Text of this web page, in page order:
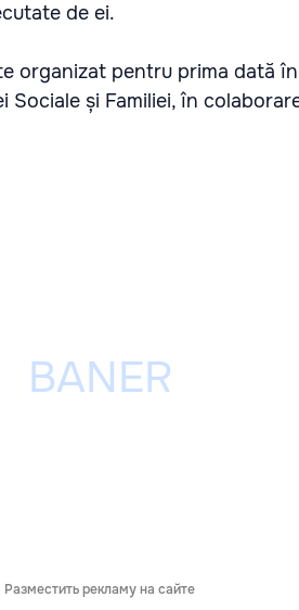
de ei.
organizat pentru prima dată
și Familiei, în
Разместить рекламу на сайте